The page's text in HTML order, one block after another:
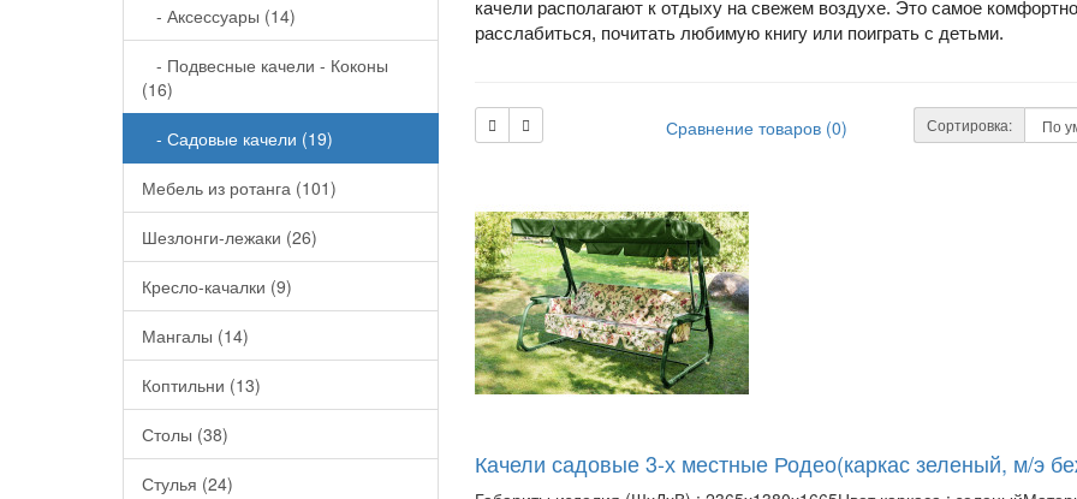
- Аксессуары (14)
- Подвесные качели - Коконы
(16)
- Садовые качели (19)
Мебель из ротанга (101)
Шезлонги-лежаки (26)
Кресло-качалки (9)
Мангалы (14)
Коптильни (13)
Столы (38)
Стулья (24)
качели располагают к отдыху на свежем воздухе. Это самое
расслабиться, почитать любимую книгу или поиграть с детьми.
Сравнение товаров (0) Сортировка:
Качели садовые 3-х местные Родео(каркас зеленый, м/э